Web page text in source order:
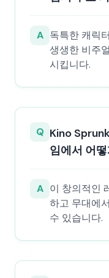
A 독특한 캐릭
생생한 비주
시킵니다.
Q Kino
임에서 어
A 이 창의적인
하고 무대에
수 있습니다.